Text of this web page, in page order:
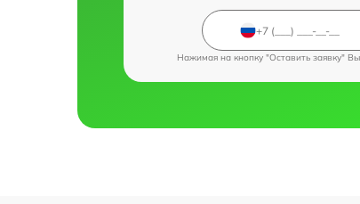
Нажимая на кнопку "Оставить заявку"